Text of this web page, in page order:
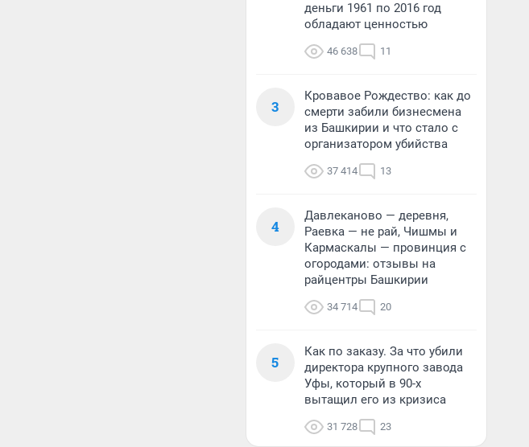
деньги 1961 по 2016 год
обладают ценностью
46 638 11
3
Кровавое Рождество: как до
смерти забили бизнесмена
из Башкирии и что стало с
организатором убийства
37 414 13
4
Давлеканово — деревня,
Раевка — не рай, Чишмы и
Кармаскалы — провинция с
огородами: отзывы на
райцентры Башкирии
34 714 20
5
Как по заказу. За что убили
директора крупного завода
Уфы, который в 90-х
вытащил его из кризиса
31 728 23